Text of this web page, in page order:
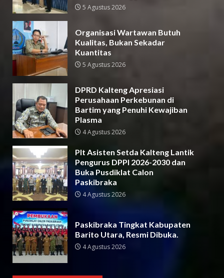
5 Agustus 2026
Organisasi Wartawan Butuh
Kualitas, Bukan Sekadar
Kuantitas
5 Agustus 2026
DPRD Kalteng Apresiasi
Perusahaan Perkebunan di
Bartim yang Penuhi Kewajiban
Plasma
4 Agustus 2026
Plt Asisten Setda Kalteng Lantik
Pengurus DPPI 2026-2030 dan
Buka Pusdiklat Calon
Paskibraka
4 Agustus 2026
Paskibraka Tingkat Kabupaten
Barito Utara, Resmi Dibuka.
4 Agustus 2026